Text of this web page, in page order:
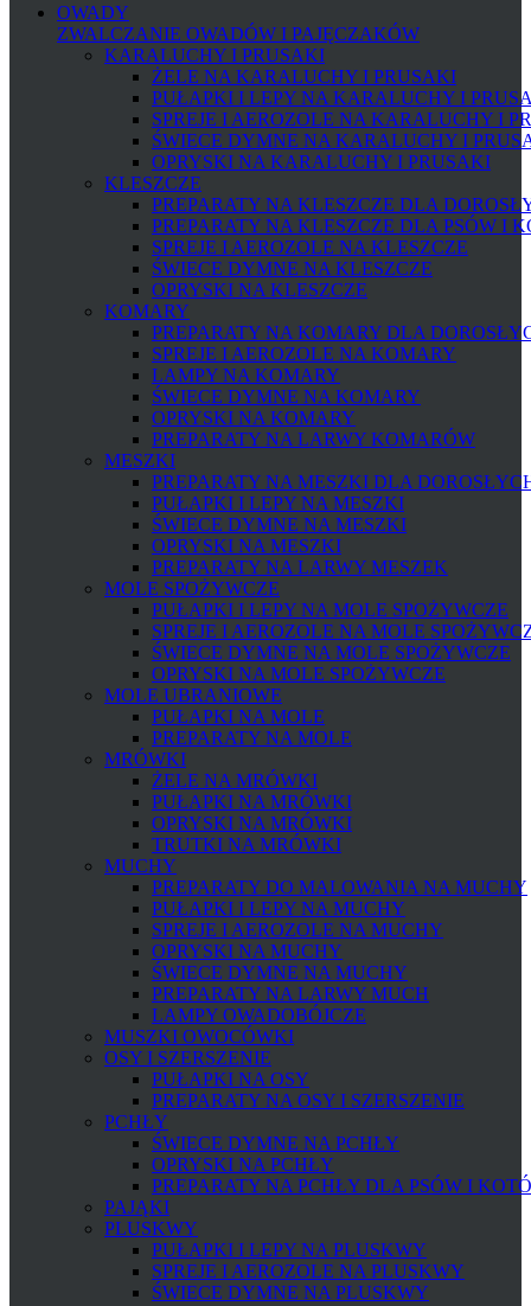
OWADY
ZWALCZANIE OWADÓW I PAJĘCZAKÓW
KARALUCHY I PRUSAKI
ŻELE NA KARALUCHY I PRUSAKI
PUŁAPKI I LEPY NA KARALUCHY I
SPREJE I AEROZOLE NA KARALUCHY I
ŚWIECE DYMNE NA KARALUCHY I
OPRYSKI NA KARALUCHY I PRUSAKI
KLESZCZE
PREPARATY NA KLESZCZE DLA
PREPARATY NA KLESZCZE DLA PSÓW I
SPREJE I AEROZOLE NA KLESZCZE
ŚWIECE DYMNE NA KLESZCZE
OPRYSKI NA KLESZCZE
KOMARY
PREPARATY NA KOMARY DLA
SPREJE I AEROZOLE NA KOMARY
LAMPY NA KOMARY
ŚWIECE DYMNE NA KOMARY
OPRYSKI NA KOMARY
PREPARATY NA LARWY KOMARÓW
MESZKI
PREPARATY NA MESZKI DLA
PUŁAPKI I LEPY NA MESZKI
ŚWIECE DYMNE NA MESZKI
OPRYSKI NA MESZKI
PREPARATY NA LARWY MESZEK
MOLE SPOŻYWCZE
PUŁAPKI I LEPY NA MOLE SPOŻYWCZE
SPREJE I AEROZOLE NA MOLE
ŚWIECE DYMNE NA MOLE SPOŻYWCZE
OPRYSKI NA MOLE SPOŻYWCZE
MOLE UBRANIOWE
PUŁAPKI NA MOLE
PREPARATY NA MOLE
MRÓWKI
ŻELE NA MRÓWKI
PUŁAPKI NA MRÓWKI
OPRYSKI NA MRÓWKI
TRUTKI NA MRÓWKI
MUCHY
PREPARATY DO MALOWANIA NA MUCHY
PUŁAPKI I LEPY NA MUCHY
SPREJE I AEROZOLE NA MUCHY
OPRYSKI NA MUCHY
ŚWIECE DYMNE NA MUCHY
PREPARATY NA LARWY MUCH
LAMPY OWADOBÓJCZE
MUSZKI OWOCÓWKI
OSY I SZERSZENIE
PUŁAPKI NA OSY
PREPARATY NA OSY I SZERSZENIE
PCHŁY
ŚWIECE DYMNE NA PCHŁY
OPRYSKI NA PCHŁY
PREPARATY NA PCHŁY DLA PSÓW I
PAJĄKI
PLUSKWY
PUŁAPKI I LEPY NA PLUSKWY
SPREJE I AEROZOLE NA PLUSKWY
ŚWIECE DYMNE NA PLUSKWY